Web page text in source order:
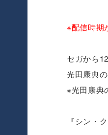
※配信時期
セガから
光田康典
※光田康典
『シン・